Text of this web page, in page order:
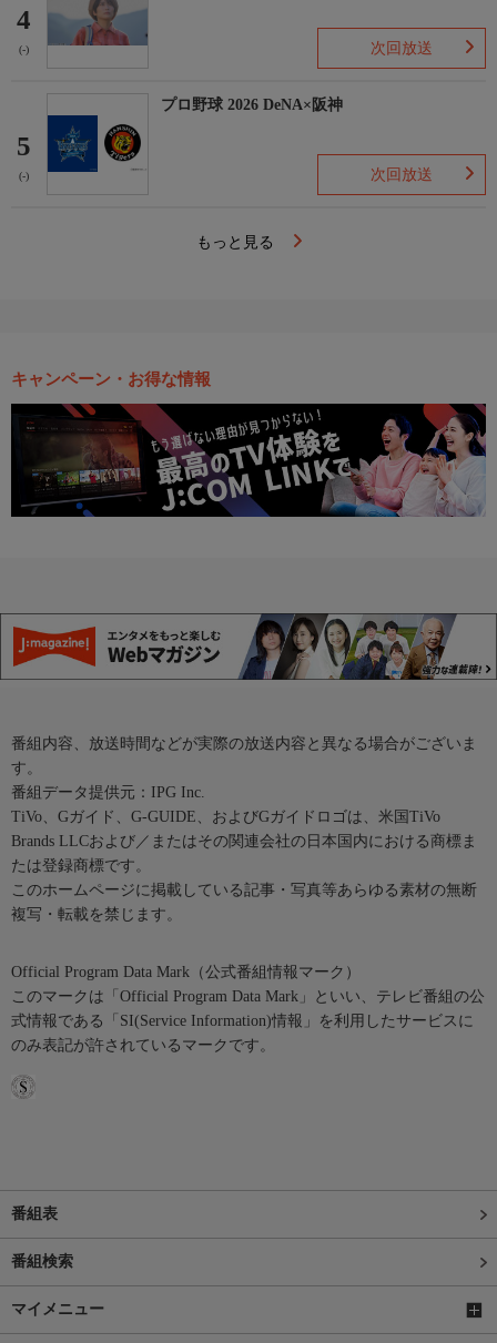
4
(-) 次回放送
5
(-)
プロ野球 2026 DeNA×阪神
次回放送
もっと見る
キャンペーン・お得な情報
番組内容、放送時間などが実際の放送内容と異なる場合がございま
す。
番組データ提供元：IPG Inc.
TiVo、Gガイド、G-GUIDE、およびGガイドロゴは、米国TiVo
Brands LLCおよび／またはその関連会社の日本国内における商標ま
たは登録商標です。
このホームページに掲載している記事・写真等あらゆる素材の無断
複写・転載を禁じます。
Official Program Data Mark（公式番組情報マーク）
このマークは「Official Program Data Mark」といい、テレビ番組の公
式情報である「SI(Service Information)情報」を利用したサービスに
のみ表記が許されているマークです。
番組表
番組検索
マイメニュー